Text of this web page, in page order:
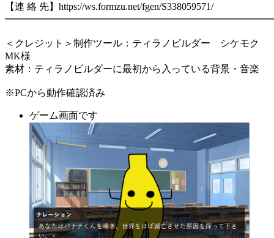
【連 絡 先】https://ws.formzu.net/fgen/S338059571/
＜クレジット＞制作ツール：ティラノビルダー シケモク
MK様
素材：ティラノビルダーに最初から入っている背景・音楽
※PCから動作確認済み
ゲーム画面です